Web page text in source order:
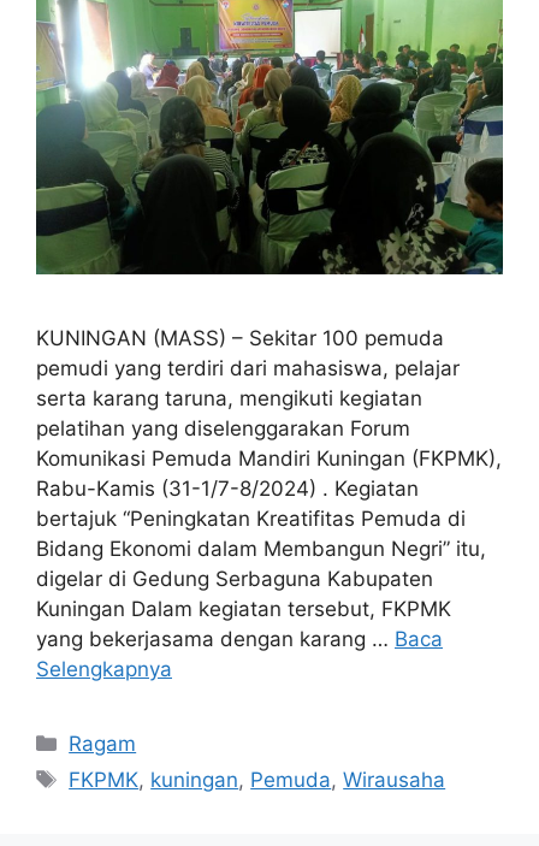
KUNINGAN (MASS) – Sekitar 100 pemuda
pemudi yang terdiri dari mahasiswa, pelajar
serta karang taruna, mengikuti kegiatan
pelatihan yang diselenggarakan Forum
Komunikasi Pemuda Mandiri Kuningan (FKPMK),
Rabu-Kamis (31-1/7-8/2024) . Kegiatan
bertajuk “Peningkatan Kreatifitas Pemuda di
Bidang Ekonomi dalam Membangun Negri” itu,
digelar di Gedung Serbaguna Kabupaten
Kuningan Dalam kegiatan tersebut, FKPMK
yang bekerjasama dengan karang … Baca
Selengkapnya
Kategori
Ragam
Tag
FKPMK, kuningan, Pemuda,Wirausaha